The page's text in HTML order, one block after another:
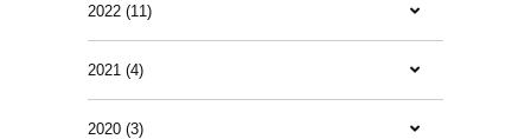
2022 (11)
2021 (4)
2020 (3)